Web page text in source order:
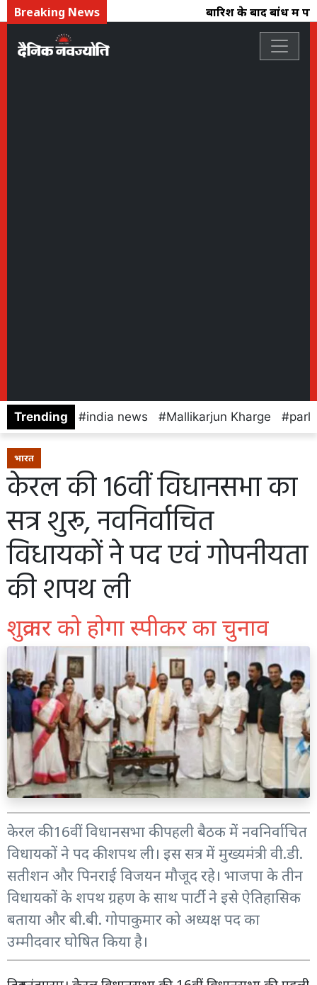
Breaking News बारिश के बाद बांध में
Trending india news Mallikarjun Kharge
भारत
केरल की 16वीं विधानसभा का
सत्र शुरू, नवनिर्वाचित
विधायकों ने पद एवं गोपनीयता
की शपथ ली
शुक्रवार को होगा स्पीकर का चुनाव
केरल की 16वीं विधानसभा की पहली बैठक में नवनिर्वाचित
विधायकों ने पद की शपथ ली। इस सत्र में मुख्यमंत्री वी.डी.
सतीशन और पिनराई विजयन मौजूद रहे। भाजपा के तीन
विधायकों के शपथ ग्रहण के साथ पार्टी ने इसे ऐतिहासिक
बताया और बी.बी. गोपाकुमार को अध्यक्ष पद का
उम्मीदवार घोषित किया है।